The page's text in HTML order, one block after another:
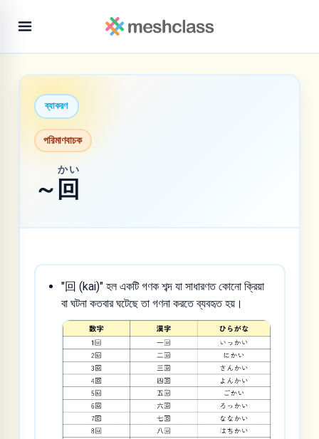
ব্যাকরণ
পরিমাণবাচক
～ 回
かい
"回 (kai)" হল একটি গণক শব্দ যা সাধারণত কোনো ক্রিয়া
বা ঘটনা কতবার ঘটেছে তা গণনা করতে ব্যবহৃত হয়।